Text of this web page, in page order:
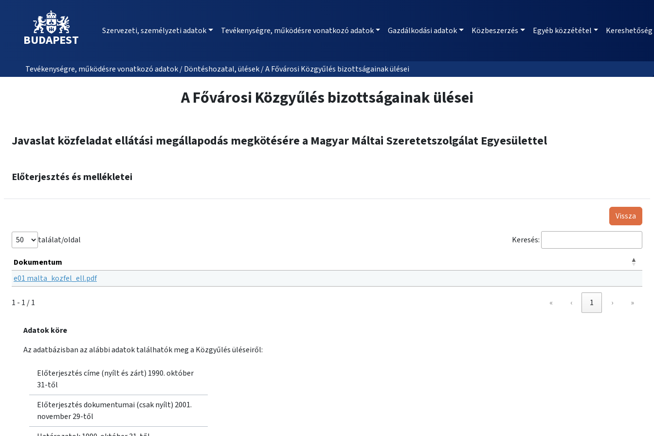
BUDAPEST
Szervezeti, személyzeti adatok Tevékenységre, működésre vonatkozó adatok Gazdálkodási adatok Közbeszerzés Egyéb közzététel Kereshetőség
Tevékenységre, működésre vonatkozó adatok / Döntéshozatal, ülések / A Fővárosi Közgyűlés bizottságainak ülései
A Fővárosi Közgyűlés bizottságainak ülései
Javaslat közfeladat ellátási megállapodás megkötésére a Magyar Máltai Szeretetszolgálat Egyesülettel
Előterjesztés és mellékletei
Vissza
találat/oldal Keresés:
Dokumentum
e01 malta_kozfel_ell.pdf
1 - 1 / 1 « ‹ 1 › »
Adatok köre
Az adatbázisban az alábbi adatok találhatók meg a Közgyűlés üléseiről:
Előterjesztés címe (nyílt és zárt) 1990. október
31-től
Előterjesztés dokumentumai (csak nyílt) 2001.
november 29-től